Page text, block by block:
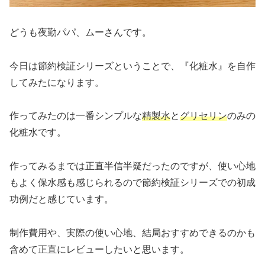
どうも夜勤パパ、ムーさんです。
今日は節約検証シリーズということで、『化粧水』を自作
してみたになります。
作ってみたのは一番シンプルな精製水とグリセリンのみの
化粧水です。
作ってみるまでは正直半信半疑だったのですが、使い心地
もよく保水感も感じられるので節約検証シリーズでの初成
功例だと感じています。
制作費用や、実際の使い心地、結局おすすめできるのかも
含めて正直にレビューしたいと思います。